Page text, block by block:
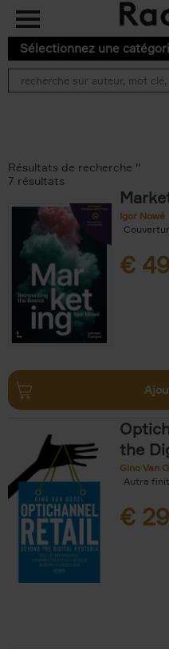
Aller au contenu principal
Sélectionnez une
Résultats de recherche ''
7 résultats
Igor Nowé
€
the
Gino Van
Autre
€